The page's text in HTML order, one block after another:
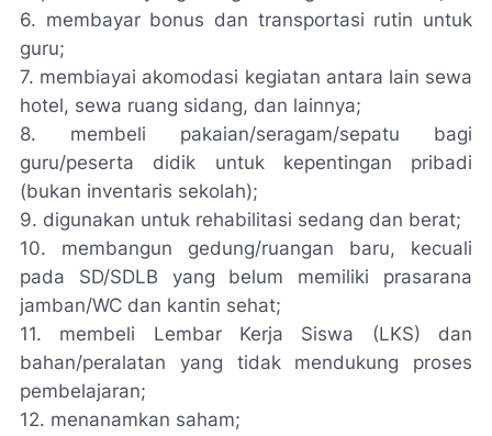
6. membayar bonus dan transportasi rutin untuk
guru;
7. membiayai akomodasi kegiatan antara lain sewa
hotel, sewa ruang sidang, dan lainnya;
8. membeli pakaian/seragam/sepatu bagi
guru/peserta didik untuk kepentingan pribadi
(bukan inventaris sekolah);
9. digunakan untuk rehabilitasi sedang dan berat;
10. membangun gedung/ruangan baru, kecuali
pada SD/SDLB yang belum memiliki prasarana
jamban/WC dan kantin sehat;
11. membeli Lembar Kerja Siswa (LKS) dan
bahan/peralatan yang tidak mendukung proses
pembelajaran;
12. menanamkan saham;